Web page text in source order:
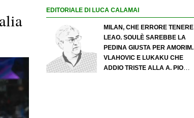
EDITORIALE DI LUCA CALAMAI
MILAN, CHE ERRORE TENERE
LEAO. SOULÈ SAREBBE LA
PEDINA GIUSTA PER AMORIM.
VLAHOVIC E LUKAKU CHE
ADDIO TRISTE ALLA A. PIO